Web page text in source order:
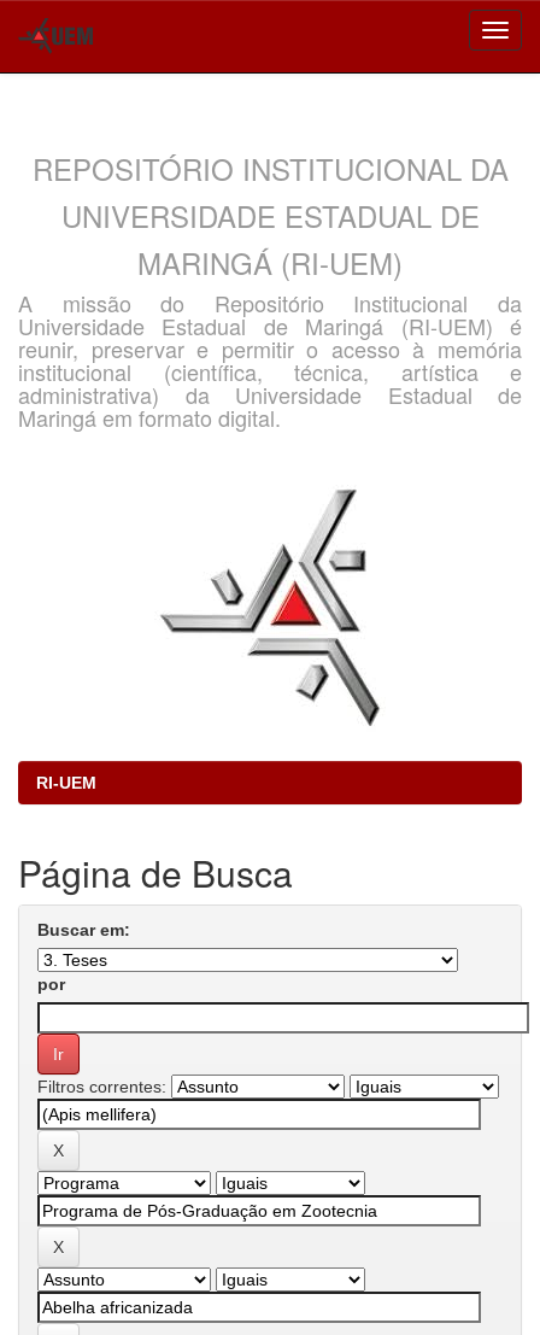
REPOSITÓRIO INSTITUCIONAL DA
UNIVERSIDADE ESTADUAL DE
MARINGÁ (RI-UEM)
A missão do Repositório Institucional da
Universidade Estadual de Maringá (RI-UEM) é
reunir, preservar e permitir o acesso à memória
institucional (científica, técnica, artística e
administrativa) da Universidade Estadual de
Maringá em formato digital.
RI-UEM
Página de Busca
Buscar em:
por
Filtros correntes: